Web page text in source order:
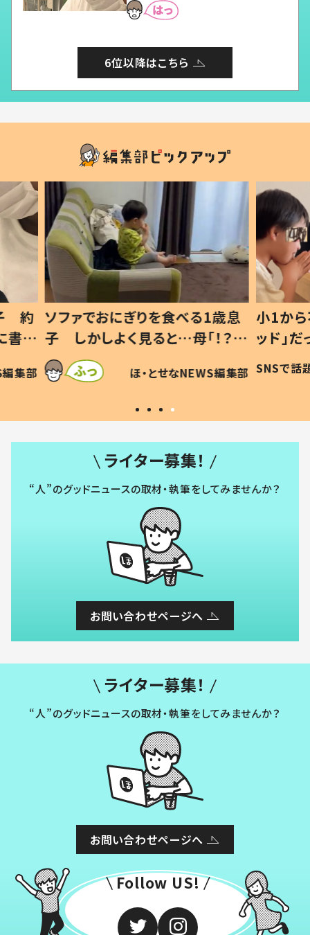
6位以降はこちら
歳息
？」
編集部
小1から不登校、息子は「ギフテ
ッド」だった 父が“ウチ給食”を
作り続ける理由とは #令和の親
#令和の子
SNSで話題 ほ・とせなNEWS編集部
ひ孫
が、抱
「涙
い」
ライター募集！
“人”のグッドニュースの取材・執筆をしてみませんか？
お問い合わせページへ
ライター募集！
“人”のグッドニュースの取材・執筆をしてみませんか？
お問い合わせページへ
Follow US!